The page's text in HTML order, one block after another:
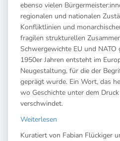
ebenso vielen
regionalen und nationalen
Konfliktlinien und
fragilen strukturellen
Schwergewichte EU und NATO
1950er Jahren entsteht im
Neugestaltung, für die der
geprägt wurde. Ein Wort, das
wo Geschichte unter dem
verschwindet.
Weiterlesen
Kuratiert von Fabian Flückiger